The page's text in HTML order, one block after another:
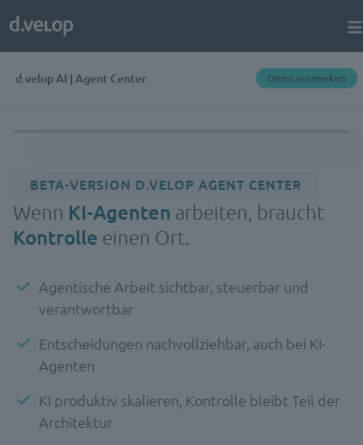
d.velop AI | Agent Center Demo vormerken
BETA-VERSION D.VELOP AGENT CENTER
Wenn KI-Agenten arbeiten, braucht
Kontrolle einen Ort.
Agentische Arbeit sichtbar, steuerbar und
verantwortbar
Entscheidungen nachvollziehbar, auch bei KI-
Agenten
KI produktiv skalieren, Kontrolle bleibt Teil der
Architektur